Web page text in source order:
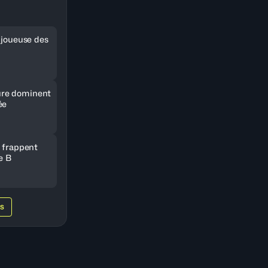
des
dominent
frappent
B